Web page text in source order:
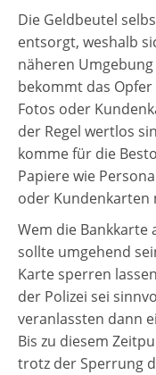
Die Geldbeutel
entsorgt, weshalb
näheren
bekommt das
Fotos oder
der Regel wertlos
komme für die
Papiere wie
oder Kundenkarten
Wem die
sollte umgehend
Karte sperren
der Polizei sei
veranlassten dann
Bis zu diesem
trotz der Sperrung